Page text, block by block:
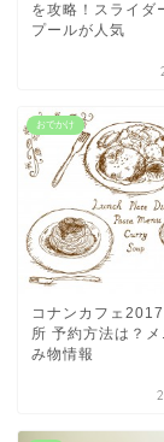
を攻略！スライダ
プールが人気
おでかけ
コナンカフェ
所 予約方法は？
み物情報